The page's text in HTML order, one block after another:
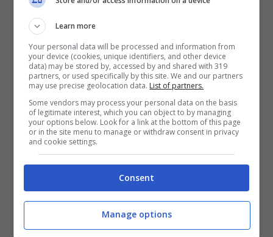
Luciano Spalletti durante un allenamento dell’Italia (ansafoto)
Learn more
Your personal data will be processed and information from
your device (cookies, unique identifiers, and other device
data) may be stored by, accessed by and shared with 319
partners, or used specifically by this site. We and our partners
may use precise geolocation data. List of partners.
Some vendors may process your personal data on the basis
of legitimate interest, which you can object to by managing
your options below. Look for a link at the bottom of this page
or in the site menu to manage or withdraw consent in privacy
and cookie settings.
Consent
Manage options